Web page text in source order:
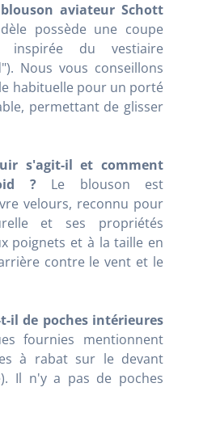
aviateur Schott
possède une coupe
inspirée du vestiaire
Nous vous conseillons
habituelle pour un porté
permettant de glisser
s'agit-il et comment
?Le blouson est
velours, reconnu pour
et ses propriétés
poignets et à la taille en
contre le vent et le
il de poches intérieures
fournies mentionnent
à rabat sur le devant
Il n'y a pas de poches